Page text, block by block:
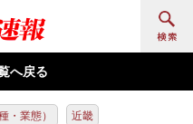
へ戻る
・業態） 近畿